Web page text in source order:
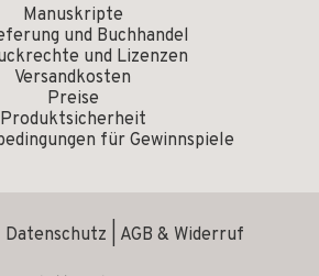
Manuskripte
und Buchhandel
und Lizenzen
Versandkosten
Preise
Produktsicherheit
für Gewinnspiele
Datenschutz AGB & Widerruf